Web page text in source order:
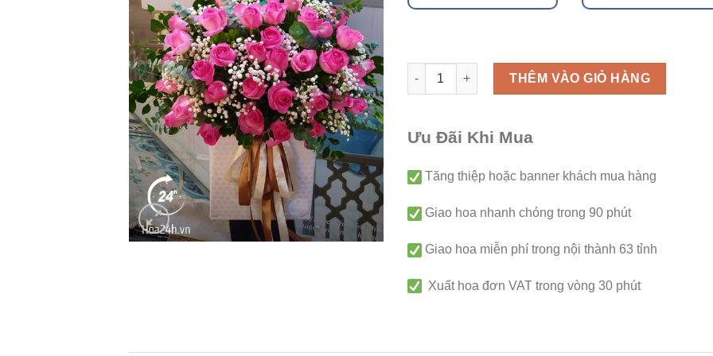
Giỏ hoa - G179 số lượng
THÊM VÀO GIỎ HÀNG
Ưu Đãi Khi Mua
Tăng thiệp hoặc banner khách mua hàng
Giao hoa nhanh chóng trong 90 phút
Giao hoa miễn phí trong nội thành 63 tỉnh
Xuất hoa đơn VAT trong vòng 30 phút